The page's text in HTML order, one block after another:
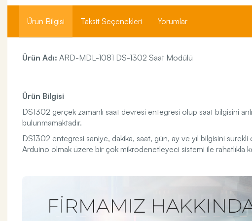
Ürün Bilgisi Taksit Seçenekleri Yorumlar
Ürün Adı: ARD-MDL-1081 DS-1302 Saat Modülü
Ürün Bilgisi
DS1302 gerçek zamanlı saat devresi entegresi olup saat bilgisini
bulunmamaktadır.
DS1302 entegresi saniye, dakika, saat, gün, ay ve yıl bilgisini
Arduino olmak üzere bir çok mikrodenetleyeci sistemi ile rahatlıkla